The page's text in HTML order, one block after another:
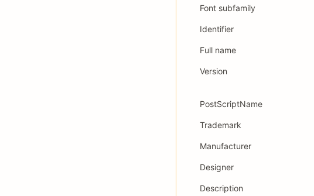
Font subfamily
Identifier
Full name
Version
PostScriptName
Trademark
Manufacturer
Designer
Description